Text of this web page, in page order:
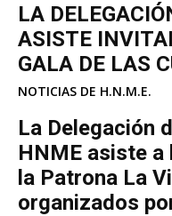
LA
ASISTE
GALA DE LAS
NOTICIAS DE H.N.M.E.
La Delegación
HNME asiste
la Patrona La
organizados